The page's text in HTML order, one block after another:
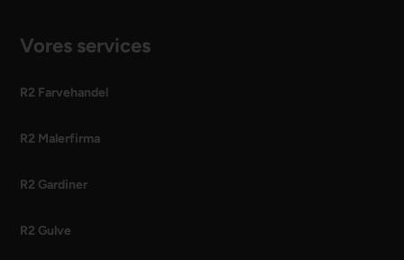
Vores services
R2 Farvehandel
R2 Malerfirma
R2 Gardiner
R2 Gulve